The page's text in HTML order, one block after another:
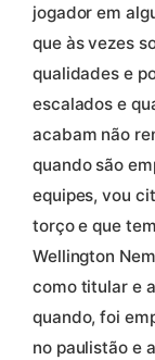
jogador em
que às vezes
qualidades e
escalados e
acabam não
quando são
equipes, vou
torço e que
Wellington
como titular e
quando, foi
no paulistão e